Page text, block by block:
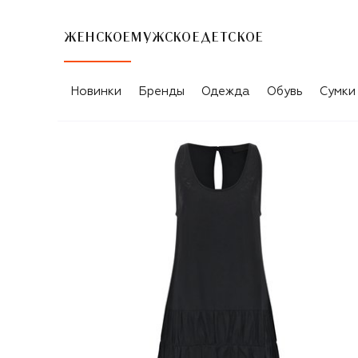
ЖЕНСКОЕ МУЖСКОЕ ДЕТСКОЕ
Новинки Бренды Одежда Обувь Сумки